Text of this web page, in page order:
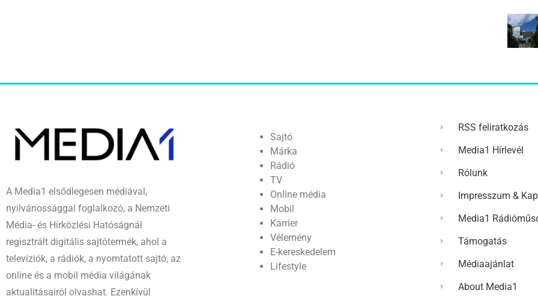
A Media1 elsődlegesen médiával,
nyilvánossággal foglalkozó, a Nemzeti
Média- és Hírközlési Hatóságnál
regisztrált digitális sajtótermék, ahol a
televíziók, a rádiók, a nyomtatott sajtó, az
online és a mobil média világának
aktualitásairól olvashat. Ezenkívül
Sajtó
Márka
Rádió
TV
Online média
Mobil
Karrier
Vélemény
E-kereskedelem
Lifestyle
RSS feliratkozás
Media1 Hírlevél
Rólunk
Impresszum &
Media1
Támogatás
Médiaajánlat
About Media1